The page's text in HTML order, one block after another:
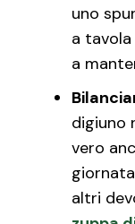
uno
a
a
digiuno
vero
altri